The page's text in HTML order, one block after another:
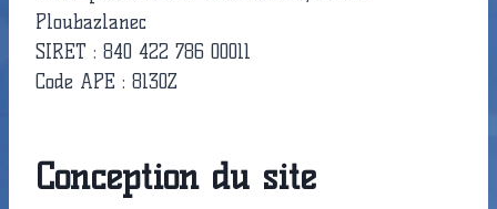
Ploubazlanec
SIRET : 840 422 786 00011
Code APE : 8130Z
Conception du site